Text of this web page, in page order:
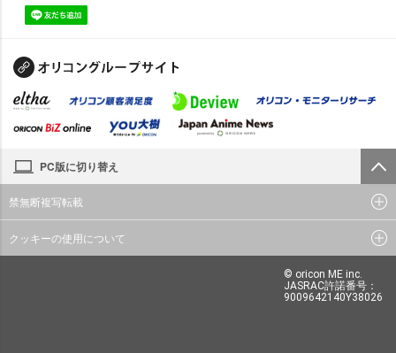
PC版に切り替え
禁無断複写転載
クッキーの使用について
© oricon ME inc.
JASRAC許諾番号：
9009642140Y38026